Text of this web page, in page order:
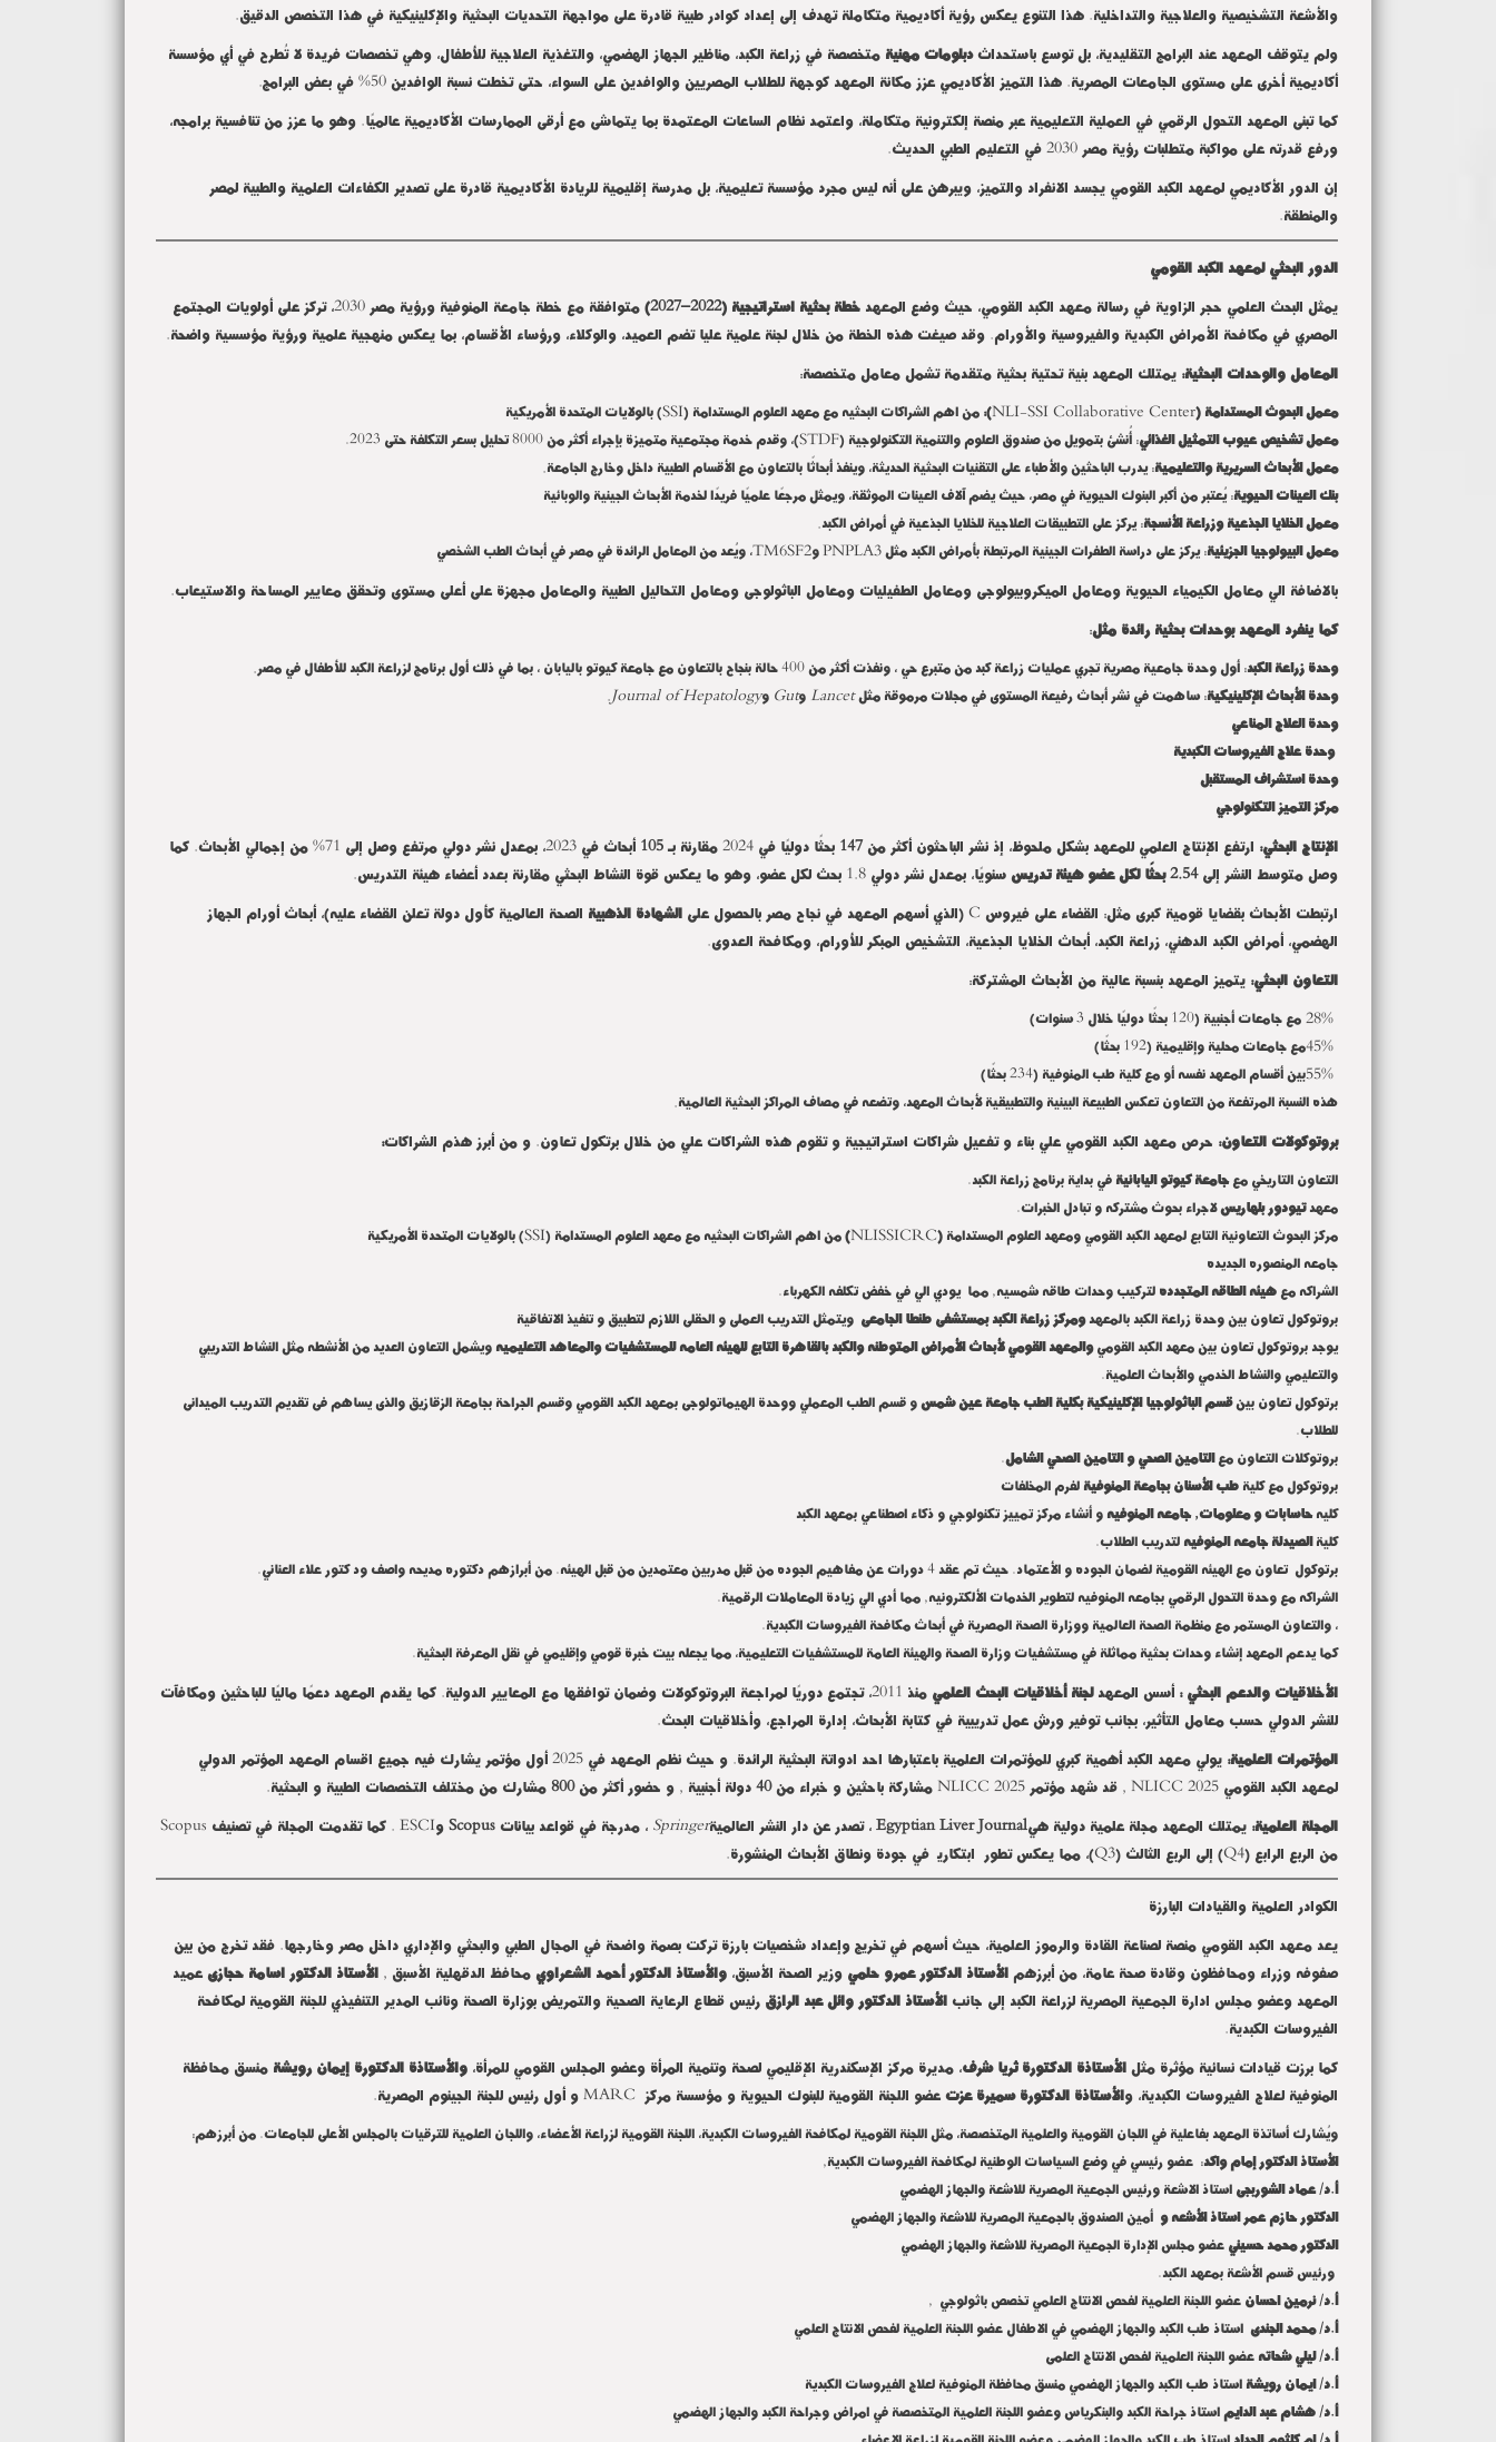
والأشعة التشخيصية والعلاجية والتداخلية. هذا التنوع يعكس رؤية أكاديمية متكاملة تهدف إلى إعداد كوادر طبية قادرة على مواجهة التحديات البحثية والإكلينيكية في هذا التخصص الدقيق.
ولم يتوقف المعهد عند البرامج التقليدية، بل توسع باستحداثدبلومات مهنية متخصصة في زراعة الكبد، مناظير الجهاز الهضمي، والتغذية العلاجية للأطفال، وهي تخصصات فريدة لا تُطرح في أي مؤسسة
أكاديمية أخرى على مستوى الجامعات المصرية. هذا التميز الأكاديمي عزز مكانة المعهد كوجهة للطلاب المصريين والوافدين على السواء، حتى تخطت نسبة الوافدين 50% في بعض البرامج
.
كما تبنى المعهد التحول الرقمي في العملية التعليمية عبر منصة إلكترونية متكاملة، واعتمد نظام الساعات المعتمدة بما يتماشى مع أرقى الممارسات الأكاديمية عالميًا. وهو ما عزز من تنافسية برامجه،
ورفع قدرته على مواكبة متطلبات رؤية مصر 2030 في التعليم الطبي الحديث
.
إن الدور الأكاديمي لمعهد الكبد القومي يجسد الانفراد والتميز، ويبرهن على أنه ليس مجرد مؤسسة تعليمية، بل مدرسة إقليمية للريادة الأكاديمية قادرة على تصدير الكفاءات العلمية والطبية لمصر
والمنطقة.
الدور البحثي لمعهد الكبد القومي
يمثل البحث العلمي حجر الزاوية في رسالة معهد الكبد القومي، حيث وضع المعهد خطة بحثية استراتيجية (2022–2027)
متوافقة مع خطة جامعة المنوفية ورؤية مصر 2030، تركز على أولويات المجتمع
المصري في مكافحة الأمراض الكبدية والفيروسية والأورام. وقد صيغت هذه الخطة من خلال لجنة علمية عليا تضم العميد، والوكلاء، ورؤساء الأقسام، بما يعكس منهجية علمية ورؤية مؤسسية واضحة.
المعامل والوحدات البحثية: يمتلك المعهد بنية تحتية بحثية متقدمة تشمل معامل متخصصة:
معمل البحوث المستدامة (NLI-SSI Collaborative Center
):من اهم الشراكات البحثيه مع معهد العلوم المستدامة (SSI) بالولايات المتحدة الأمريكية
معمل تشخيص عيوب التمثيل الغذائي: أُنشئ بتمويل من صندوق العلوم والتنمية التكنولوجية (STDF)، وقدم خدمة مجتمعية متميزة بإجراء أكثر من 8000 تحليل بسعر التكلفة حتى 2023.
معمل الأبحاث السريرية والتعليمية: يدرب الباحثين والأطباء على التقنيات البحثية الحديثة، وينفذ أبحاثًا بالتعاون مع الأقسام الطبية داخل وخارج الجامعة.
بنك العينات الحيوية: يُعتبر من أكبر البنوك الحيوية في مصر، حيث يضم آلاف العينات الموثقة، ويمثل مرجعًا علميًا فريدًا لخدمة الأبحاث الجينية والوبائية
معمل الخلايا الجذعية وزراعة الأنسجة: يركز على التطبيقات العلاجية للخلايا الجذعية في أمراض الكبد.
معمل البيولوجيا الجزيئية: يركز على دراسة الطفرات الجينية المرتبطة بأمراض الكبد مثلPNPLA3وTM6SF2، ويُعد من المعامل الرائدة في مصر في أبحاث الطب الشخصي
بالاضافة الي معامل الكيمياء الحيوية ومعامل الميكروبيولوجى ومعامل الطفيليات ومعامل الباثولوجى ومعامل التحاليل الطبية والمعامل مجهزة على أعلى مستوى وتحقق معايير المساحة والاستيعاب.
كما ينفرد المعهد بوحدات بحثية رائدة مثل:
وحدة زراعة الكبد: أول وحدة جامعية مصرية تجري عمليات زراعة كبد من متبرع حي ، ونفذت أكثر من 400 حالة بنجاح بالتعاون مع جامعة كيوتو باليابان ، بما في ذلك أول برنامج لزراعة الكبد للأطفال في مصر .
وحدة الأبحاث الإكلينيكية: ساهمت في نشر أبحاث رفيعة المستوى في مجلات مرموقة مثلLancet وGut وJournal of Hepatology
.
وحدة العلاج المناعي
وحدة علاج الفيروسات الكبدية
وحدة استشراف المستقبل
مركز التميز التكنولوجي
الإنتاج البحثي: ارتفع الإنتاج العلمي للمعهد بشكل ملحوظ، إذ نشر الباحثون أكثر من147 بحثًا دوليًا في 2024 مقارنة بـ 105
أبحاث في 2023، بمعدل نشر دولي مرتفع وصل إلى 71% من إجمالي الأبحاث. كما
وصل متوسط النشر إلى2.54بحثًا لكل عضو هيئة تدريسسنويًا، بمعدل نشر دولي 1.8 بحث لكل عضو، وهو ما يعكس قوة النشاط البحثي مقارنة بعدد أعضاء هيئة التدريس
.
ارتبطت الأبحاث بقضايا قومية كبرى مثل: القضاء على فيروس ) Cالذي أسهم المعهد في نجاح مصر بالحصول على الشهادة الذهبية الصحة العالمية كأول دولة تعلن القضاء عليه)، أبحاث أورام الجهاز
الهضمي، أمراض الكبد الدهني، زراعة الكبد، أبحاث الخلايا الجذعية، التشخيص المبكر للأورام، ومكافحة العدوى.
التعاون البحثي: يتميز المعهد بنسبة عالية من الأبحاث المشتركة:
28%مع جامعات أجنبية (120 بحثًا دوليًا خلال 3 سنوات)
45%مع جامعات محلية وإقليمية (192 بحثًا)
55%بين أقسام المعهد نفسه أو مع كلية طب المنوفية (234 بحثًا)
هذه النسبة المرتفعة من التعاون تعكس الطبيعة البينية والتطبيقية لأبحاث المعهد، وتضعه في مصاف المراكز البحثية العالمية.
بروتوكولات التعاون: حرص معهد الكبد القومي علي بناء و تفعيل شراكات استراتيجية و تقوم هذه الشراكات علي من خلال برتكول تعاون. و من أبرز هذم الشراكات:
التعاون التاريخي معجامعة كيوتو اليابانيةفي بداية برنامج زراعة الكبد.
معهدتيودور بلهاريسلاجراء بحوث مشتركه و تبادل الخبرات.
مركز البحوث التعاونية التابع لمعهد الكبد القومي ومعهد العلوم المستدامة(
NLISSICRC
)من اهم الشراكات البحثيه مع معهد العلوم المستدامة (SSI) بالولايات المتحدة الأمريكية
جامعه المنصوره الجديده
الشراكه معهيئه الطاقه المتجددهلتركيب وحدات طاقه شمسيه, مما يودي الي في خفض تكلفه الكهرباء.
بروتوكول تعاون بين وحدة زراعة الكبد بالمعهدومركز زراعة الكبد بمستشفى طنطا الجامعى ويتمثل التدريب العملى و الحقلى اللازم لتطبيق و تنفيذ الاتفاقية
يوجد بروتوكول تعاون بين معهد الكبد القوميوالمعهد القومي لأبحاث الأمراض المتوطنه والكبد بالقاهرة التابع للهيئه العامه للمستشفيات والمعاهد التعليميهويشمل التعاون العديد من الأنشطه مثل النشاط التدريبي
والتعليمي والنشاط الخدمي والأبحاث العلمية.
برتوكول تعاون بينقسم الباثولوجيا الإكلينيكية بكلية الطب جامعة عين شمسو قسم الطب المعملي ووحدة الهيماتولوجى بمعهد الكبد القومي وقسم الجراحة بجامعة الزقازيق والذى يساهم فى تقديم التدريب الميدانى
للطلاب.
بروتوكلات التعاون معالتامين الصحي و التامين الصحي الشامل.
بروتوكول مع كليةطب الأسنان بجامعة المنوفيةلفرم المخلفات
كليهحاسابات و معلومات, جامعه المنوفيهو أنشاء مركز تمييز تكنولوجي و ذكاء اصطناعي بمعهد الكبد
كليةالصيدلة جامعه المنوفيهلتدريب الطلاب.
برتوكول تعاون مع الهيئه القومية لضمان الجوده و الأعتماد. حيث تم عقد 4 دورات عن مفاهيم الجوده من قبل مدربين معتمدين من قبل الهيئه. من أبرازهم دكتوره مديحه واصف ود كتور علاء العناني.
الشراكه مع وحدة التحول الرقمي بجامعه المنوفيه لتطوير الخدمات الألكترونيه, مما أدي الي زيادة المعاملات الرقمية.
، والتعاون المستمر مع منظمة الصحة العالمية ووزارة الصحة المصرية في أبحاث مكافحة الفيروسات الكبدية.
كما يدعم المعهد إنشاء وحدات بحثية مماثلة في مستشفيات وزارة الصحة والهيئة العامة للمستشفيات التعليمية، مما يجعله بيت خبرة قومي وإقليمي في نقل المعرفة البحثية.
الأخلاقيات والدعم البحثي : أسس المعهدلجنة أخلاقيات البحث العلمي
منذ 2011، تجتمع دوريًا لمراجعة البروتوكولات وضمان توافقها مع المعايير الدولية. كما يقدم المعهد دعمًا ماليًا للباحثين ومكافآت
للنشر الدولي حسب معامل التأثير، بجانب توفير ورش عمل تدريبية في كتابة الأبحاث، إدارة المراجع، وأخلاقيات البحث.
المؤتمرات العلمية:
يولي معهد الكبد أهمية كبري للمؤتمرات العلمية باعتبارها احد ادواتة البحثية الرائدة. و حيث نظم المعهد في 2025 أول مؤتمر يشارك فيه جميع اقسام المعهد المؤتمر الدولي
لمعهد الكبد القومي NLICC 2025 , قد شهد مؤتمر NLICC 2025مشاركة باحثين و خبراء من40دولة أجنبية , و حضور أكثر من800مشارك من مختلف التخصصات الطبية و البحثية.
المجلة العلمية: يمتلك المعهد مجلة علمية دولية هيEgyptian Liver Journal، تصدر عن دار النشر العالميةSpringer ، مدرجة في قواعد بياناتScopusوESCI
. كما تقدمت المجلة في تصنيف Scopus
من الربع الرابع (Q4) إلى الربع الثالث (Q3)، مما يعكس تطوراً ابتكارياً في جودة ونطاق الأبحاث المنشورة.
الكوادر العلمية والقيادات البارزة
يعد معهد الكبد القومي منصة لصناعة القادة والرموز العلمية، حيث أسهم في تخريج وإعداد شخصيات بارزة تركت بصمة واضحة في المجال الطبي والبحثي والإداري داخل مصر وخارجها. فقد تخرج من بين
صفوفه وزراء ومحافظون وقادة صحة عامة، من أبرزهمالأستاذ الدكتور عمرو حلمي وزير الصحة الأسبق، والأستاذ الدكتور أحمد الشعراويمحافظ الدقهلية الأسبق , الأستاذ الدكتور اسامة حجازىعميد
المعهد وعضو مجلس ادارة الجمعية المصرية لزراعة الكبد إلى جانبالأستاذ الدكتور وائل عبد الرازق رئيس قطاع الرعاية الصحية والتمريض بوزارة الصحة ونائب المدير التنفيذي للجنة القومية لمكافحة
الفيروسات الكبدية.
كما برزت قيادات نسائية مؤثرة مثلالأستاذة الدكتورة ثريا شرف، مديرة مركز الإسكندرية الإقليمي لصحة وتنمية المرأة وعضو المجلس القومي للمرأة، والأستاذة الدكتورة إيمان رويشة منسق محافظة
المنوفية لعلاج الفيروسات الكبدية، والأستاذة الدكتورة سميرة عزتعضو اللجنة القومية للبنوك الحيوية و مؤسسة مركز MARCو أول رئيس للجنة الجينوم المصرية.
ويُشارك أساتذة المعهد بفاعلية في اللجان القومية والعلمية المتخصصة، مثل اللجنة القومية لمكافحة الفيروسات الكبدية، اللجنة القومية لزراعة الأعضاء، واللجان العلمية للترقيات بالمجلس الأعلى للجامعات. من أبرزهم:
الأستاذ الدكتور إمام واكد: عضو رئيسي في وضع السياسات الوطنية لمكافحة الفيروسات الكبدية,
أ.د/ عماد الشوربجىاستاذ الاشعة ورئيس الجمعية المصرية للاشعة والجهاز الهضمي
الدكتور حازم عمر استاذ الأشعه و أمين الصندوق بالجمعية المصرية للاشعة والجهاز الهضمي
الدكتور محمد حسينيعضو مجلس الإدارة الجمعية المصرية للاشعة والجهاز الهضمي
ورئيس قسم الأشعة بمعهد الكبد.
أ.د/ نرمين احسانعضو اللجنة العلمية لفحص الانتاج العلمي تخصص باثولوجي ,
أ.د/ محمد الجندى استاذ طب الكبد والجهاز الهضمي في الاطفال عضو اللجنة العلمية لفحص الانتاج العلمي
أ.د/ ليلي شحاتهعضو اللجنة العلمية لفحص الانتاج العلمى
أ.د/ ايمان رويشةاستاذ طب الكبد والجهاز الهضمي منسق محافظة المنوفية لعلاج الفيروسات الكبدية
أ.د/ هشام عبد الدايماستاذ جراحة الكبد والبنكرياس وعضو اللجنة العلمية المتخصصة في امراض وجراحة الكبد والجهاز الهضمي